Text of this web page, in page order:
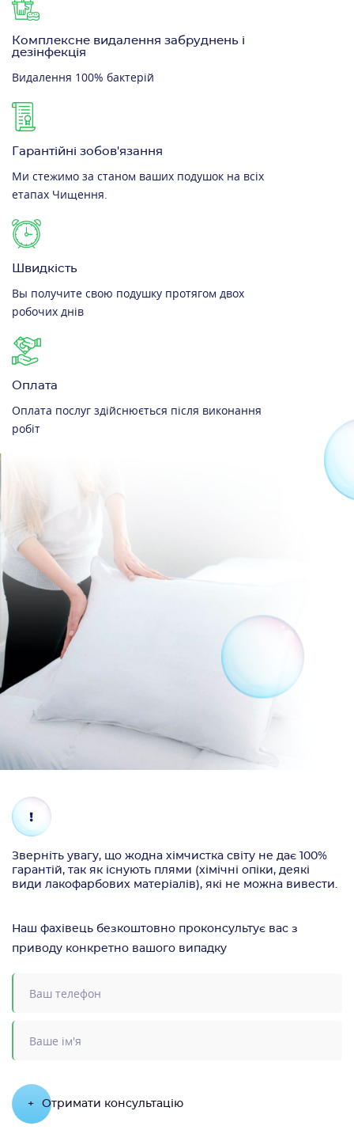
Комплексне видалення забруднень і
дезінфекція
Видалення 100% бактерій
Гарантійні зобов'язання
Ми стежимо за станом ваших подушок на всіх
етапах Чищення.
Швидкість
Вы получите свою подушку протягом двох
робочих днів
Оплата
Оплата послуг здійснюється після виконання
робіт
Зверніть увагу, що жодна хімчистка світу не дає 100%
гарантій, так як існують плями (хімічні опіки, деякі
види лакофарбових матеріалів), які не можна вивести.
Наш фахівець безкоштовно проконсультує вас з
приводу конкретно вашого випадку
+ Отримати консультацію